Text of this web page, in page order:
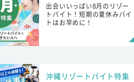
出会いいっぱい8月のリゾー
トバイト！短期の夏休みバイ
トはお早めに！
沖縄リゾートバイト特集